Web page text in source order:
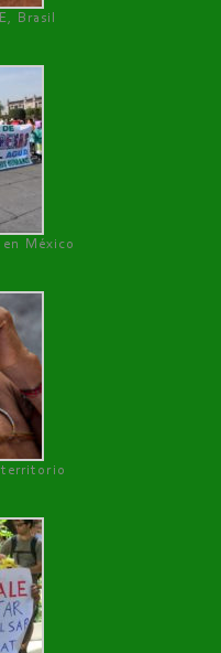
Brasil
en México
territorio